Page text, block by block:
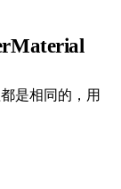
是相同的，用